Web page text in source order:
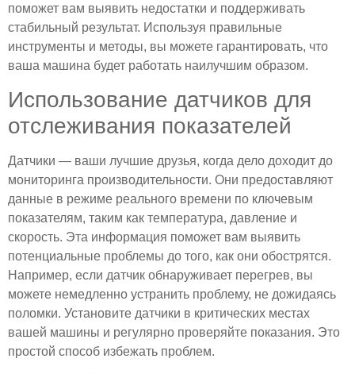
поможет вам выявить недостатки и поддерживать
стабильный результат. Используя правильные
инструменты и методы, вы можете гарантировать, что
ваша машина будет работать наилучшим образом.
Использование датчиков для
отслеживания показателей
Датчики — ваши лучшие друзья, когда дело доходит до
мониторинга производительности. Они предоставляют
данные в режиме реального времени по ключевым
показателям, таким как температура, давление и
скорость. Эта информация поможет вам выявить
потенциальные проблемы до того, как они обострятся.
Например, если датчик обнаруживает перегрев, вы
можете немедленно устранить проблему, не дожидаясь
поломки. Установите датчики в критических местах
вашей машины и регулярно проверяйте показания. Это
простой способ избежать проблем.